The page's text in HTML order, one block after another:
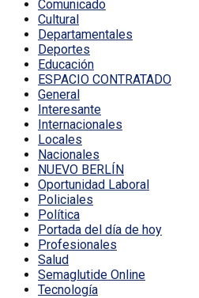
Comunicado
Cultural
Departamentales
Deportes
Educación
ESPACIO CONTRATADO
General
Interesante
Internacionales
Locales
Nacionales
NUEVO BERLÍN
Oportunidad Laboral
Policiales
Política
Portada del día de hoy
Profesionales
Salud
Semaglutide Online
Tecnología